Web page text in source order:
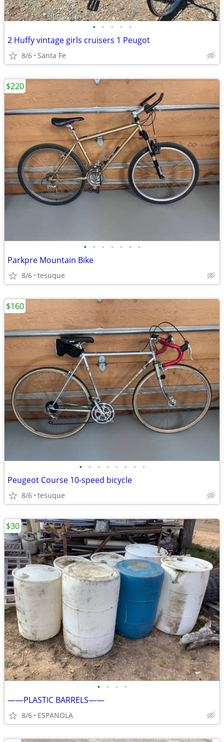
• • • • •
2 Huffy vintage girls cruisers 1 Peugot
8/6 Santa Fe
• • • • • • •
Parkpre Mountain Bike
8/6 tesuque
$220
• • • • • • • •
Peugeot Course 10-speed bicycle
8/6 tesuque
$160
• • • •
——PLASTIC BARRELS——
8/6 ESPANOLA
$30